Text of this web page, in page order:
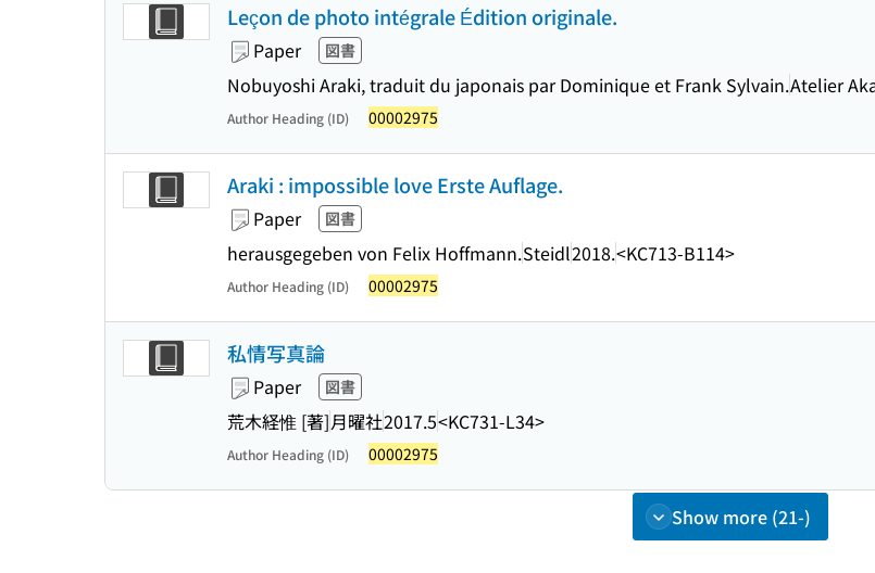
Leçon de photo intégrale Édition originale.
Paper 図書
Nobuyoshi Araki, traduit du japonais par Dominique et Frank Sylvain.Atelier
Author Heading (ID) 00002975
Araki : impossible love Erste Auflage.
Paper 図書
herausgegeben von Felix Hoffmann.Steidl2018.<KC713-B114>
Author Heading (ID) 00002975
私情写真論
Paper 図書
荒木経惟 [著]月曜社2017.5<KC731-L34>
Author Heading (ID) 00002975
Show more (21-)